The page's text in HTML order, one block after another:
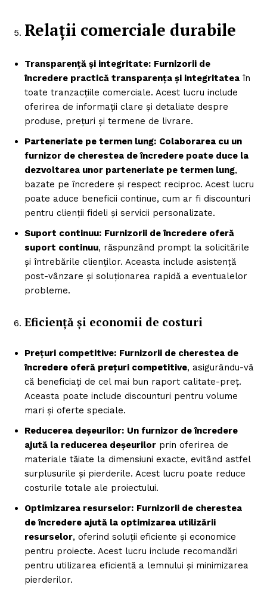
Relații comerciale durabile
Transparență și integritate: Furnizorii de
încredere practică transparența și integritatea în
toate tranzacțiile comerciale. Acest lucru include
oferirea de informații clare și detaliate despre
produse, prețuri și termene de livrare.
Parteneriate pe termen lung: Colaborarea cu un
furnizor de cherestea de încredere poate duce la
dezvoltarea unor parteneriate pe termen lung,
bazate pe încredere și respect reciproc. Acest lucru
poate aduce beneficii continue, cum ar fi discounturi
pentru clienții fideli și servicii personalizate.
Suport continuu: Furnizorii de încredere oferă
suport continuu, răspunzând prompt la solicitările
și întrebările clienților. Aceasta include asistență
post-vânzare și soluționarea rapidă a eventualelor
probleme.
Eficiență și economii de costuri
Prețuri competitive: Furnizorii de cherestea de
încredere oferă prețuri competitive, asigurându-vă
că beneficiați de cel mai bun raport calitate-preț.
Aceasta poate include discounturi pentru volume
mari și oferte speciale.
Reducerea deșeurilor: Un furnizor de încredere
ajută la reducerea deșeurilor prin oferirea de
materiale tăiate la dimensiuni exacte, evitând astfel
surplusurile și pierderile. Acest lucru poate reduce
costurile totale ale proiectului.
Optimizarea resurselor: Furnizorii de cherestea
de încredere ajută la optimizarea utilizării
resurselor, oferind soluții eficiente și economice
pentru proiecte. Acest lucru include recomandări
pentru utilizarea eficientă a lemnului și minimizarea
pierderilor.